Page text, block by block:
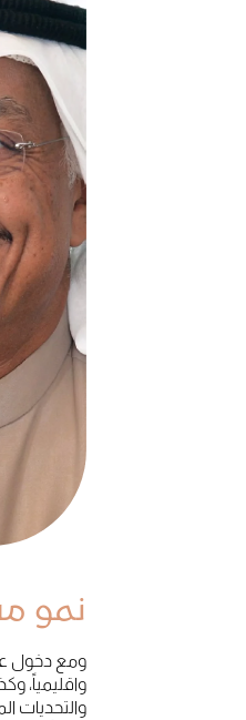
نمو
واقليمياً،
والتحديات